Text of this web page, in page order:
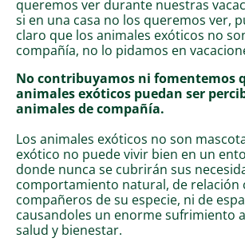
queremos ver durante nuestras
si en una casa no los queremos ver,
claro que los animales exóticos no
compañía, no lo pidamos en
No contribuyamos ni fomentemos
animales exóticos puedan ser
animales de compañía.
Los animales exóticos no son
exótico no puede vivir bien en un
donde nunca se cubrirán sus
comportamiento natural, de relación
compañeros de su especie, ni de
causandoles un enorme sufrimiento
salud y bienestar.